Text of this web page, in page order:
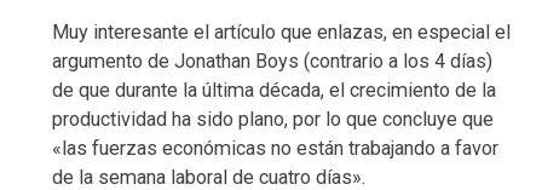
Muy interesante el artículo que enlazas, en especial el
argumento de Jonathan Boys (contrario a los 4 días)
de que durante la última década, el crecimiento de la
productividad ha sido plano, por lo que concluye que
«las fuerzas económicas no están trabajando a favor
de la semana laboral de cuatro días».